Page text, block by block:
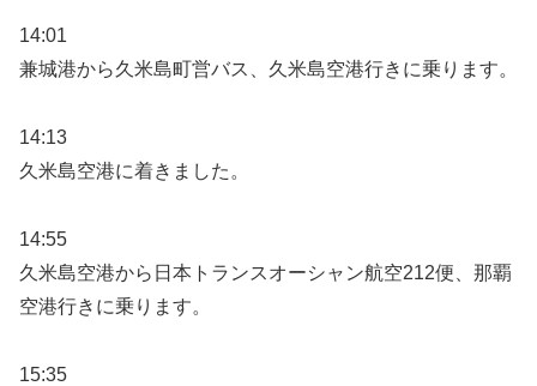
14:01
兼城港から久米島町営バス、久米島空港行きに乗ります。
14:13
久米島空港に着きました。
14:55
久米島空港から日本トランスオーシャン航空212便、那覇
空港行きに乗ります。
15:35